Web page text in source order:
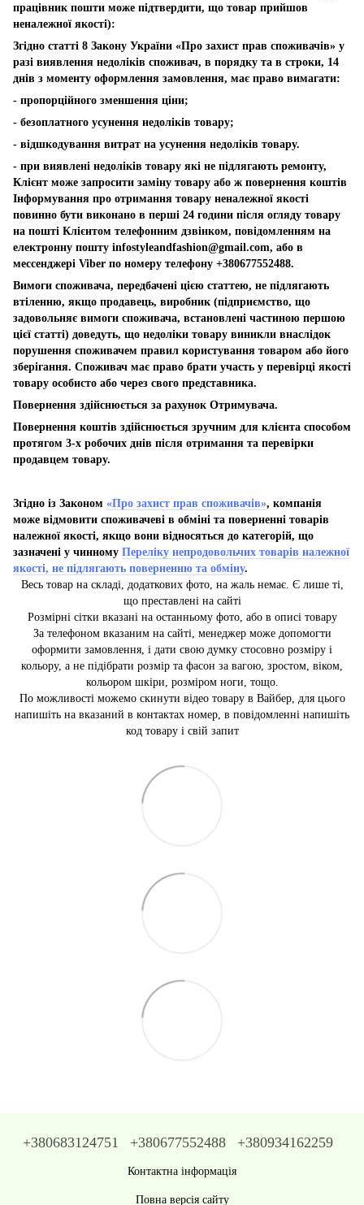
працівник пошти може підтвердити, що товар прийшов
неналежної якості):
Згідно статті 8 Закону України «Про захист прав споживачів» у
разі виявлення недоліків споживач, в порядку та в строки, 14
днів з моменту оформлення замовлення, має право вимагати:
- пропорційного зменшення ціни;
- безоплатного усунення недоліків товару;
- відшкодування витрат на усунення недоліків товару.
- при виявлені недоліків товару які не підлягають ремонту,
Клієнт може запросити заміну товару або ж повернення коштів
Інформування про отримання товару неналежної якості
повинно бути виконано в перші 24 години після огляду товару
на пошті Клієнтом телефонним дзвінком, повідомленням на
електронну пошту infostyleandfashion@gmail.com, або в
мессенджері Viber по номеру телефону +380677552488.
Вимоги споживача, передбачені цією статтею, не підлягають
втіленню, якщо продавець, виробник (підприємство, що
задовольняє вимоги споживача, встановлені частиною першою
цієї статті) доведуть, що недоліки товару виникли внаслідок
порушення споживачем правил користування товаром або його
зберігання. Споживач має право брати участь у перевірці якості
товару особисто або через свого представника.
Повернення здійснюється за рахунок Отримувача.
Повернення коштів здійснюється зручним для клієнта способом
протягом 3-х робочих днів після отримання та перевірки
продавцем товару.
Згідно із Законом «Про захист прав споживачів», компанія
може відмовити споживачеві в обміні та поверненні товарів
належної якості, якщо вони відносяться до категорій, що
зазначені у чинному Переліку непродовольчих товарів належної
якості, не підлягають поверненню та обміну.
Весь товар на складі, додаткових фото, на жаль немає. Є лише ті,
що преставлені на сайті
Розмірні сітки вказані на останньому фото, або в описі товару
За телефоном вказаним на сайті, менеджер може допомогти
оформити замовлення, і дати свою думку стосовно розміру і
кольору, а не підібрати розмір та фасон за вагою, зростом, віком,
кольором шкіри, розміром ноги, тощо.
По можливості можемо скинути відео товару в Вайбер, для цього
напишіть на вказаний в контактах номер, в повідомленні напишіть
код товару і свій запит
+380683124751 +380677552488 +380934162259
Контактна інформація
Повна версія сайту